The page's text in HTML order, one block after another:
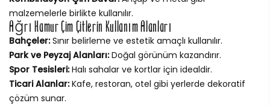
malzemelerle birlikte kullanılır.
Ağrı Hamur Çim Çitlerin Kullanım Alanları
Bahçeler:Sınır belirleme ve estetik amaçlı kullanılır.
Park ve Peyzaj Alanları:Doğal görünüm kazandırır.
Spor Tesisleri:Halı sahalar ve kortlar için idealdir.
Ticari Alanlar:Kafe, restoran, otel gibi yerlerde dekoratif
çözüm sunar.